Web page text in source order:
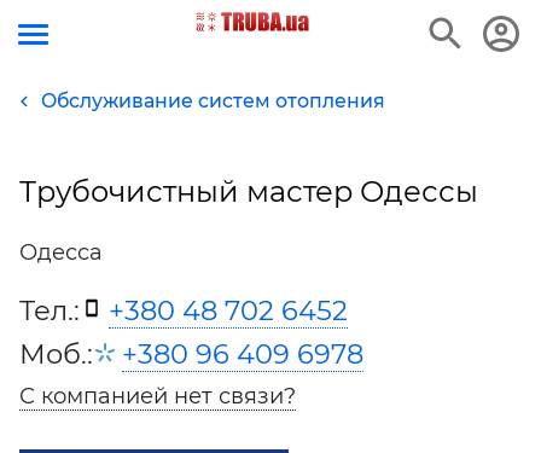
Обслуживание систем отопления
Трубочистный мастер Одессы
Одесса
Тел.:
+380 48 702 6452
Моб.:
+380 96 409 6978
С компанией нет связи?